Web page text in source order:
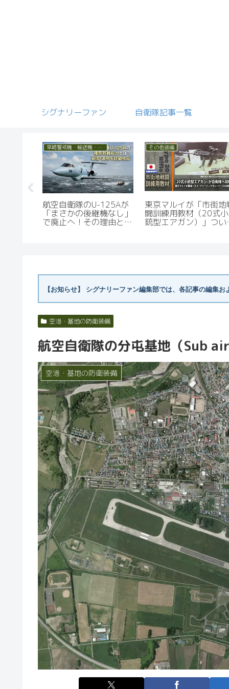
シグナリーファン 自衛隊記事一覧
小火器
【解説】20式5.56mmが
『離島防衛仕様』と呼ば
れる理由―南西防衛政策
航空自衛隊のU-125A
「まさかの後継機なし」
で廃止へ！その理由と
【お知らせ】 シグナリーファン編集部では、各記事の編集お
空港・基地の防衛装備
航空自衛隊の分屯基地（Sub
空港・基地の防衛装備